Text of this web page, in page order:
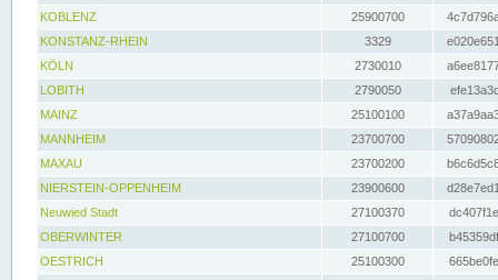
KOBLENZ
25900700
KONSTANZ-RHEIN
3329
KÖLN
2730010
LOBITH
2790050
MAINZ
25100100
MANNHEIM
23700700
MAXAU
23700200
NIERSTEIN-OPPENHEIM
23900600
Neuwied Stadt
27100370
OBERWINTER
27100700
OESTRICH
25100300